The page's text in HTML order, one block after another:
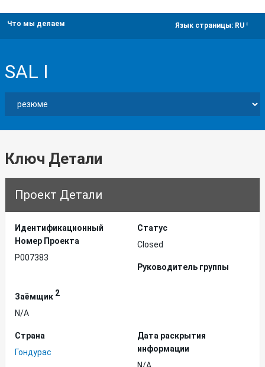
Что мы делаем Язык страницы: RU
SAL I
Ключ Детали
Проект Детали
Идентификационный
Hомер Проекта
P007383
Статус
Closed
Руководитель группы
Заёмщик 2
N/A
Страна
Гондурас
Дата раскрытия
информации
N/A